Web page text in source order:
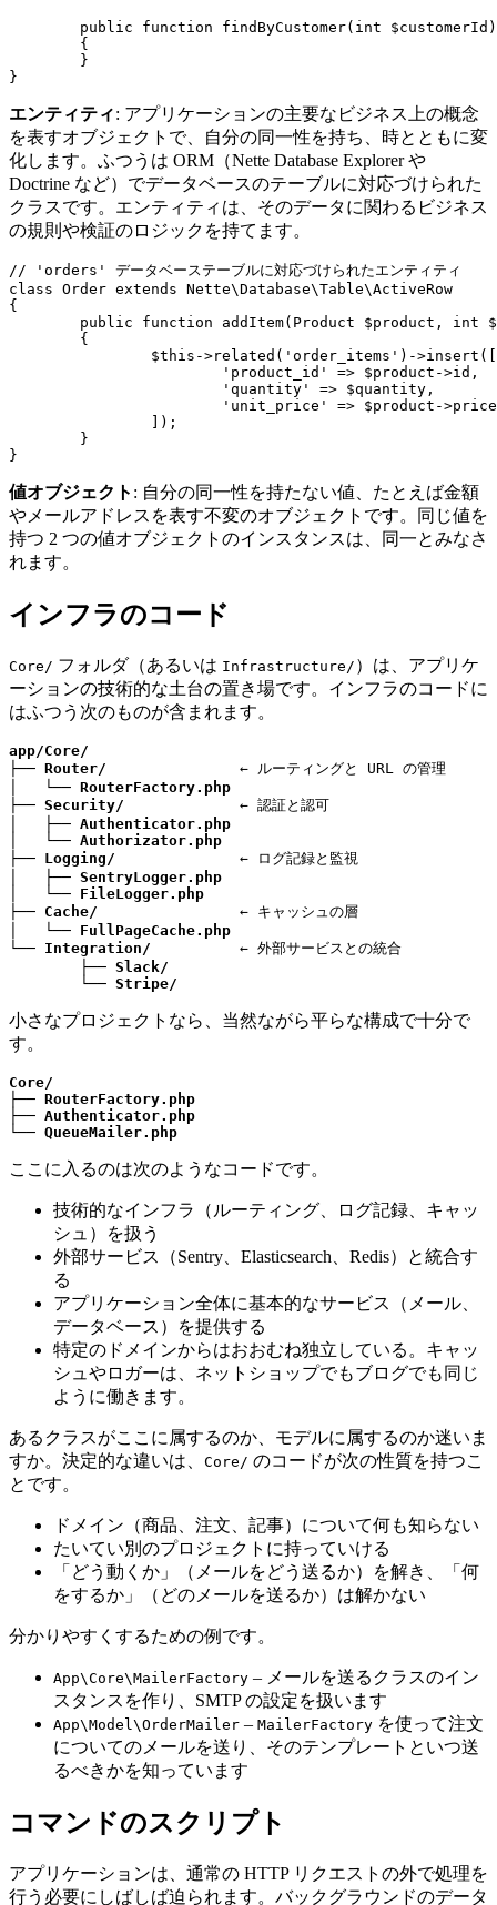
エンティティ: アプリケーションの主要なビジネス上の概念
を表すオブジェクトで、自分の同一性を持ち、時とともに変
化します。ふつうは ORM（Nette Database Explorer や
Doctrine など）でデータベースのテーブルに対応づけられた
クラスです。エンティティは、そのデータに関わるビジネス
の規則や検証のロジックを持てます。
// 'orders' データベーステーブルに対応づけられたエンティティ
class Order extends Nette\Database\Table\ActiveRow
{
値オブジェクト : 自分の同一性を持たない値、たとえば金額
やメールアドレスを表す不変のオブジェクトです。同じ値を
持つ 2 つの値オブジェクトのインスタンスは、同一とみなさ
れます。
インフラのコード
Core/ フォルダ（あるいは Infrastructure/ ）は、アプリケ
ーションの技術的な土台の置き場です。インフラのコードに
はふつう次のものが含まれます。
app/Core/
├── Router/
               ← ルーティングと URL の管理
│   └── RouterFactory.php
├── Security/
             ← 認証と認可
│   ├── Authenticator.php
│   └── Authorizator.php
├── Logging/
              ← ログ記録と監視
│   ├── SentryLogger.php
│   └── FileLogger.php
├── Cache/
                ← キャッシュの層
│   └── FullPageCache.php
└── Integration/
          ← 外部サービスとの統合
	├──
Slack/
	└──
Stripe/
小さなプロジェクトなら、当然ながら平らな構成で十分で
す。
Core/
├── RouterFactory.php
├── Authenticator.php
└── QueueMailer.php
ここに入るのは次のようなコードです。
技術的なインフラ（ルーティング、ログ記録、キャッ
シュ）を扱う
外部サービス（Sentry、Elasticsearch、Redis）と統合す
る
アプリケーション全体に基本的なサービス（メール、
データベース）を提供する
特定のドメインからはおおむね独立している。キャッ
シュやロガーは、ネットショップでもブログでも同じ
ように働きます。
あるクラスがここに属するのか、モデルに属するのか迷いま
すか。決定的な違いは、 Core/ のコードが次の性質を持つこ
とです。
ドメイン（商品、注文、記事）について何も知らない
たいてい別のプロジェクトに持っていける
「どう動くか」（メールをどう送るか）を解き、「何
をするか」（どのメールを送るか）は解かない
分かりやすくするための例です。
App\Core\MailerFactory – メールを送るクラスのイン
スタンスを作り、SMTP の設定を扱います
App\Model\OrderMailer – MailerFactory を使って注文
についてのメールを送り、そのテンプレートといつ送
るべきかを知っています
コマンドのスクリプト
アプリケーションは、通常の HTTP リクエストの外で処理を
行う必要にしばしば迫られます。バックグラウンドのデータ